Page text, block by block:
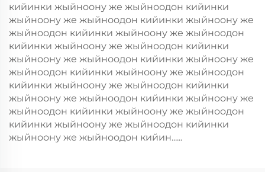
кийинки жыйноону же жыйноодон кийинки
жыйноону же жыйноодон кийинки жыйноону же
жыйноодон кийинки жыйноону же жыйноодон
кийинки жыйноону же жыйноодон кийинки
жыйноону же жыйноодон кийинки жыйноону же
жыйноодон кийинки жыйноону же жыйноодон
кийинки жыйноону же жыйноодон кийинки
жыйноону же жыйноодон кийинки жыйноону же
жыйноодон кийинки жыйноону же жыйноодон
кийинки жыйноону же жыйноодон кийинки
жыйноону же жыйноодон кийин......